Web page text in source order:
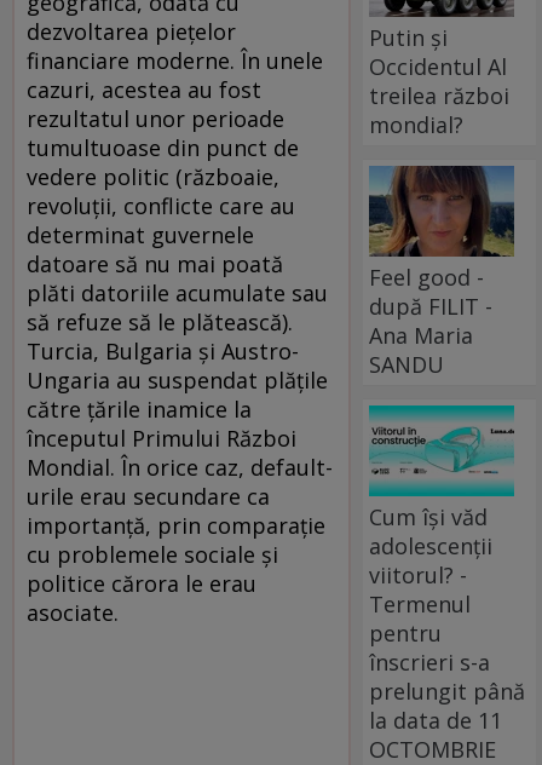
dezvoltarea pieţelor
financiare moderne. În unele
cazuri, acestea au fost
rezultatul unor perioade
tumultuoase din punct de
vedere politic (războaie,
revoluţii, conflicte care au
determinat guvernele
datoare să nu mai poată
plăti datoriile acumulate sau
să refuze să le plătească).
Turcia, Bulgaria şi Austro-
Ungaria au suspendat plăţile
către ţările inamice la
începutul Primului Război
Mondial. În orice caz, default-
urile erau secundare ca
importanţă, prin comparaţie
cu problemele sociale şi
politice cărora le erau
asociate.
Putin și
Occidentul Al
treilea război
mondial?
Feel good -
după FILIT -
Ana Maria
SANDU
Cum își văd
adolescenții
viitorul? -
Termenul
pentru
înscrieri s-a
prelungit până
la data de 11
OCTOMBRIE